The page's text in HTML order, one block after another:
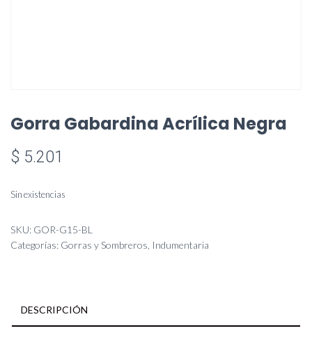
Gorra Gabardina Acrílica Negra
$ 5.201
Sin existencias
SKU: GOR-G15-BL
Categorías: Gorras y Sombreros Indumentaria
DESCRIPCIÓN